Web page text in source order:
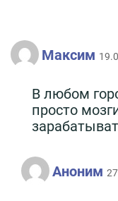
Максим
В любом
просто
Аноним